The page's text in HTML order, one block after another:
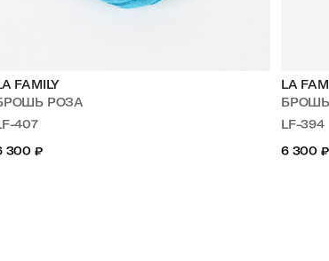
LA FAMILY
БРОШЬ РОЗА
LF-407
6 300 ₽
LA
LF-394
6 300 ₽